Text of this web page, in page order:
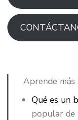
Aprende
Qué es un
popular de